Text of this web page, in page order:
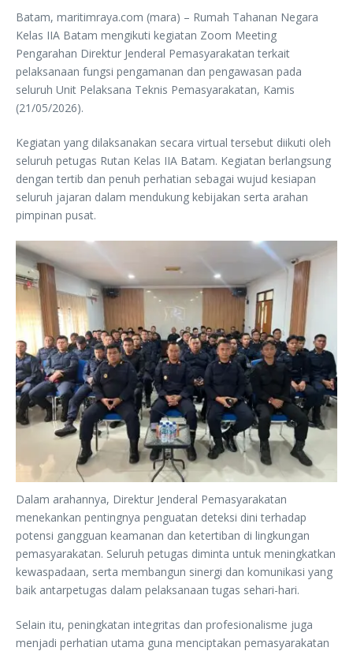
Batam, maritimraya.com (mara) – Rumah Tahanan Negara
Kelas IIA Batam mengikuti kegiatan Zoom Meeting
Pengarahan Direktur Jenderal Pemasyarakatan terkait
pelaksanaan fungsi pengamanan dan pengawasan pada
seluruh Unit Pelaksana Teknis Pemasyarakatan, Kamis
(21/05/2026).
Kegiatan yang dilaksanakan secara virtual tersebut diikuti oleh
seluruh petugas Rutan Kelas IIA Batam. Kegiatan berlangsung
dengan tertib dan penuh perhatian sebagai wujud kesiapan
seluruh jajaran dalam mendukung kebijakan serta arahan
pimpinan pusat.
Dalam arahannya, Direktur Jenderal Pemasyarakatan
menekankan pentingnya penguatan deteksi dini terhadap
potensi gangguan keamanan dan ketertiban di lingkungan
pemasyarakatan. Seluruh petugas diminta untuk meningkatkan
kewaspadaan, serta membangun sinergi dan komunikasi yang
baik antarpetugas dalam pelaksanaan tugas sehari-hari.
Selain itu, peningkatan integritas dan profesionalisme juga
menjadi perhatian utama guna menciptakan pemasyarakatan